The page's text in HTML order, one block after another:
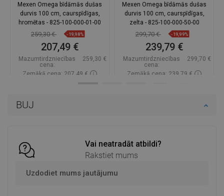
BUJ
Vai neatradāt atbildi?
Rakstiet mums
Uzdodiet mums jautājumu
Mexen Omega bīdāmās dušas
durvis 100 cm, caurspīdīgas,
hromētas - 825-100-000-01-00
259,30 € -19,98%
207,49 €
Mazumtirdzniecības
cena:
259,30 €
Zemākā cena: 207,49 €
Mexen Omega bīdāmās dušas
durvis 100 cm, caurspīdīgas,
zelta - 825-100-000-50-00
299,70 € -19,99%
239,79 €
Mazumtirdzniecības
cena:
299,70 €
Zemākā cena: 239,79 €